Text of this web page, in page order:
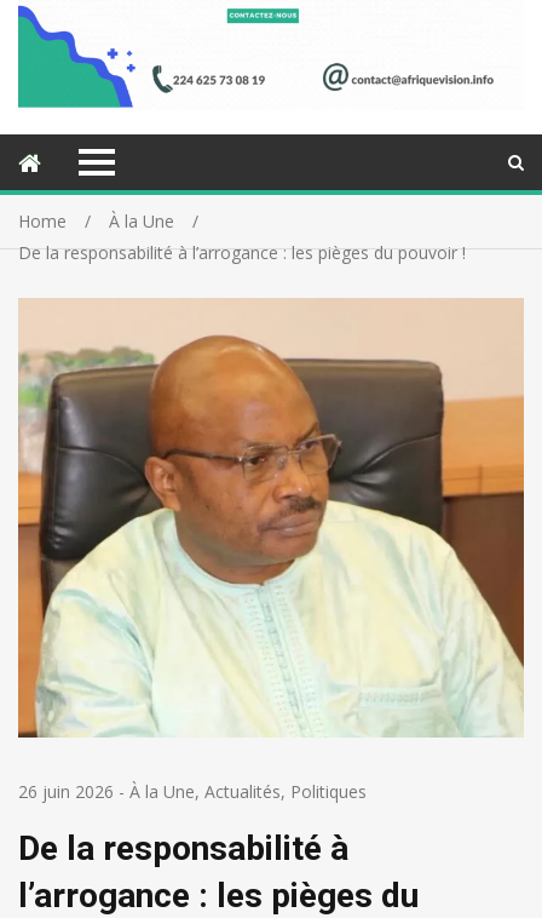
Home
À la Une
De la responsabilité à l’arrogance : les pièges du pouvoir !
26 juin 2026 - À la Une, Actualités, Politiques
De la responsabilité à
l’arrogance : les pièges du